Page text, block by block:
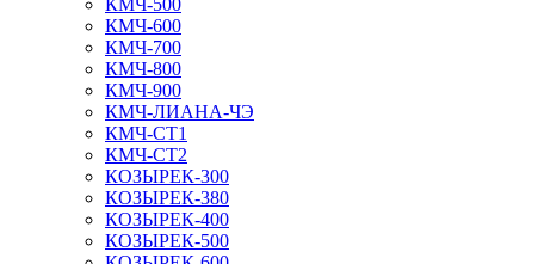
КМЧ-500
КМЧ-600
КМЧ-700
КМЧ-800
КМЧ-900
КМЧ-ЛИАНА-ЧЭ
КМЧ-СТ1
КМЧ-СТ2
КОЗЫРЕК-300
КОЗЫРЕК-380
КОЗЫРЕК-400
КОЗЫРЕК-500